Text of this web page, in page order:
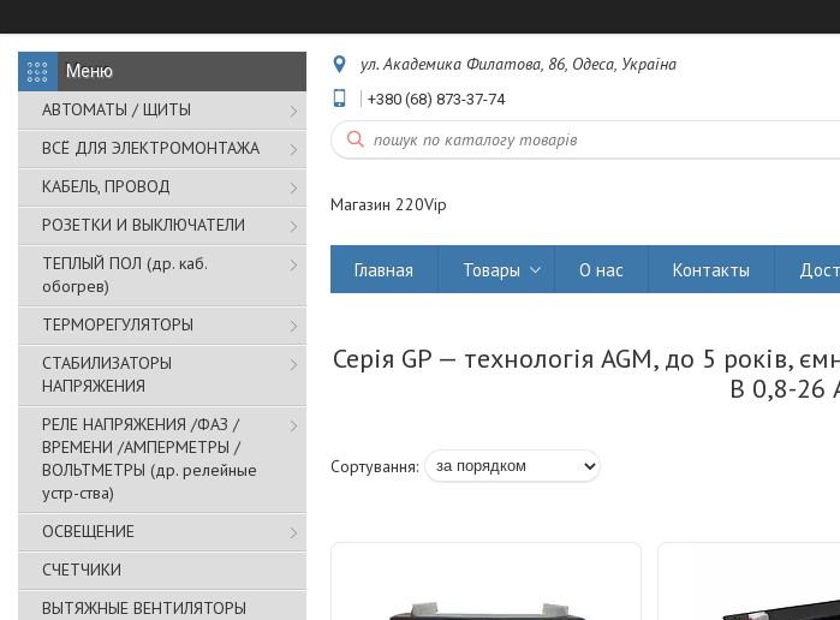
АВТОМАТЫ / ЩИТЫ
ВСЁ ДЛЯ ЭЛЕКТРОМОНТАЖА
КАБЕЛЬ, ПРОВОД
РОЗЕТКИ И ВЫКЛЮЧАТЕЛИ
ТЕПЛЫЙ ПОЛ (др. каб.
обогрев)
ТЕРМОРЕГУЛЯТОРЫ
СТАБИЛИЗАТОРЫ
НАПРЯЖЕНИЯ
РЕЛЕ НАПРЯЖЕНИЯ /ФАЗ /
ВРЕМЕНИ /АМПЕРМЕТРЫ /
ВОЛЬТМЕТРЫ (др. релейные
устр-ства)
ОСВЕЩЕНИЕ
СЧЕТЧИКИ
ВЫТЯЖНЫЕ ВЕНТИЛЯТОРЫ
ул. Академика Филатова, 86, Одеса, Україна
+380 (68) 873-37-74
Магазин 220Vip
Главная Товары О нас Контакты
Серія GP — технологія AGM, до 5 років,
В 0,8-26